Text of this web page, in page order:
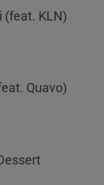
(feat. KLN)
Quavo)